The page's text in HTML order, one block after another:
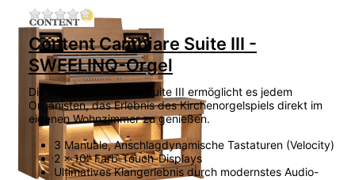
Zu diesem Produkt liegen noch keine
Content Cambiare Suite III -
SWEELINQ-Orgel
Die Content Cambiare Suite III ermöglicht es jedem
Organisten, das Erlebnis des Kirchenorgelspiels direkt im
eigenen Wohnzimmer zu genießen.
3 Manuale, Anschlagdynamische Tastaturen (Velocity)
2 x 10" Farb-Touch-Displays
Ultimatives Klangerlebnis durch modernstes Audio-